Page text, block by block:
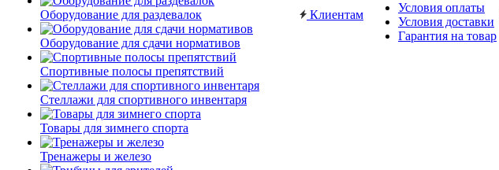
Оборудование для раздевалок
Оборудование для сдачи нормативов
Спортивные полосы препятствий
Стеллажи для спортивного инвентаря
Товары для зимнего спорта
Тренажеры и железо
Клиентам
Условия оплаты
Условия доставки
Гарантия на товар